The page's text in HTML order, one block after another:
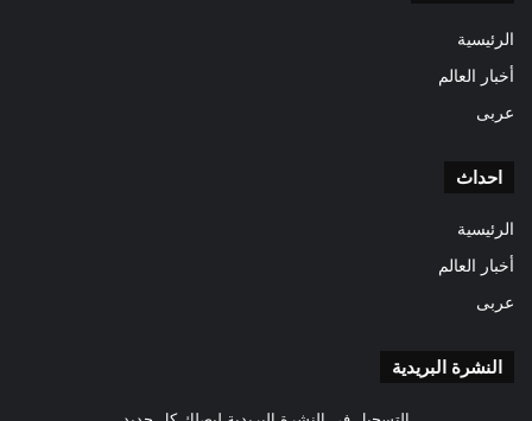
الرئيسية
أخبار العالم
عربى
احداث
الرئيسية
أخبار العالم
عربى
النشرة البريدية